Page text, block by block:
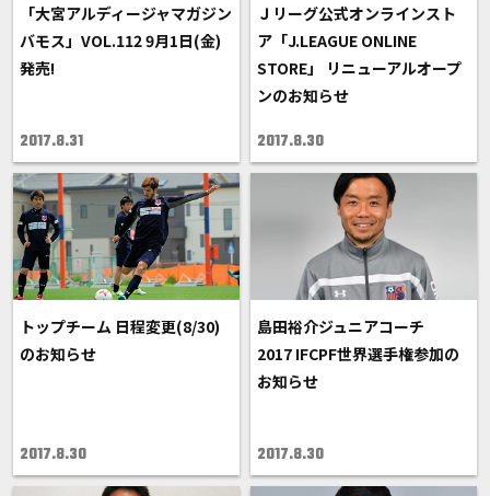
「大宮アルディージャマガジン
バモス」VOL.112 9月1日(金)
発売!
2017.8.31
Ｊリーグ公式オンラインスト
ア「J.LEAGUE ONLINE
STORE」 リニューアルオープ
ンのお知らせ
2017.8.30
トップチーム 日程変更(8/30)
のお知らせ
2017.8.30
島田裕介ジュニアコーチ
2017 IFCPF世界選手権参加の
お知らせ
2017.8.30